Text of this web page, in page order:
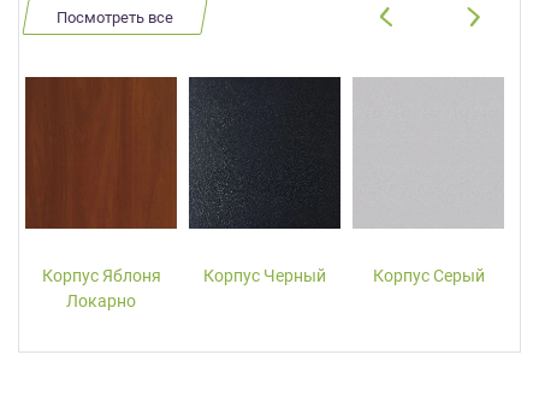
Посмотреть все
Корпус Яблоня
Локарно
Корпус Черный Корпус Серый